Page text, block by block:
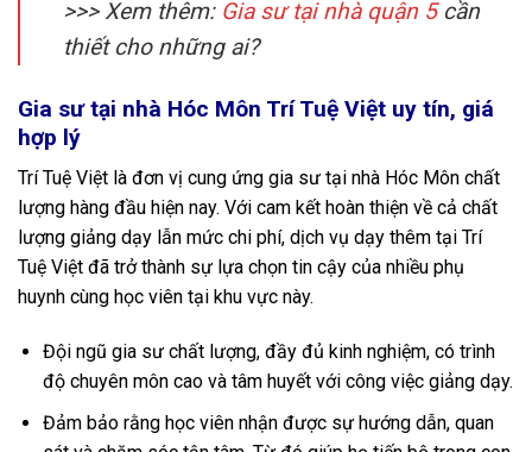
>>> Xem thêm: Gia sư tại nhà quận 5cần
thiết cho những ai?
Gia sư tại nhà Hóc Môn Trí Tuệ Việt uy tín, giá
hợp lý
Trí Tuệ Việt là đơn vị cung ứng gia sư tại nhà Hóc Môn chất
lượng hàng đầu hiện nay. Với cam kết hoàn thiện về cả chất
lượng giảng dạy lẫn mức chi phí, dịch vụ dạy thêm tại Trí
Tuệ Việt đã trở thành sự lựa chọn tin cậy của nhiều phụ
huynh cùng học viên tại khu vực này.
Đội ngũ gia sư chất lượng, đầy đủ kinh nghiệm, có trình
độ chuyên môn cao và tâm huyết với công việc giảng dạy.
Đảm bảo rằng học viên nhận được sự hướng dẫn, quan